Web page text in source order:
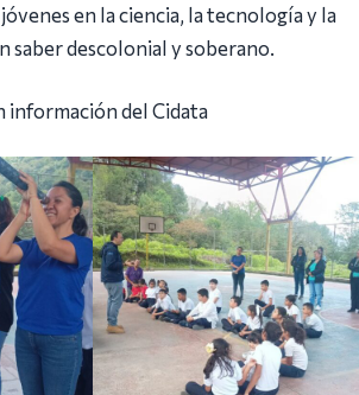
en la ciencia, la tecnología y la
saber descolonial y soberano.
del Cidata